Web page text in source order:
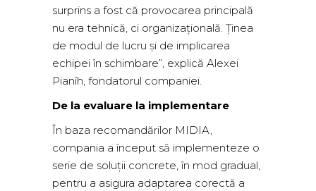
surprins a fost că provocarea principală
nu era tehnică, ci organizațională. Ținea
de modul de lucru și de implicarea
echipei în schimbare”, explică Alexei
Pianîh, fondatorul companiei.
De la evaluare la implementare
În baza recomandărilor MIDIA,
compania a început să implementeze o
serie de soluții concrete, în mod gradual,
pentru a asigura adaptarea corectă a